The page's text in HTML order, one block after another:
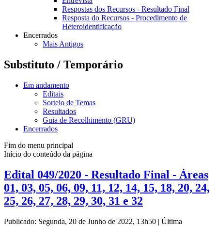
Respostas dos Recursos - Resultado Final
Resposta do Recursos - Procedimento de
Heteroidentificação
Encerrados
Mais Antigos
Substituto / Temporário
Em andamento
Editais
Sorteio de Temas
Resultados
Guia de Recolhimento (GRU)
Encerrados
Fim do menu principal
Início do conteúdo da página
Edital 049/2020 - Resultado Final - Áreas
01, 03, 05, 06, 09, 11, 12, 14, 15, 18, 20, 24,
25, 26, 27, 28, 29, 30, 31 e 32
Publicado: Segunda, 20 de Junho de 2022, 13h50 | Última